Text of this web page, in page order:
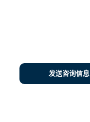
发送咨询信息